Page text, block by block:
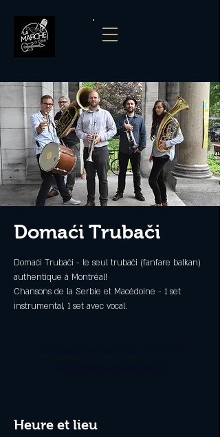
Domaći Trubači
Domaći Trubači - le seul trubači (fanfare balkan)
authentique à Montréal!
Chansons de la Serbie et Macédoine - 1 set
instrumental, 1 set avec vocal.
Heure et lieu